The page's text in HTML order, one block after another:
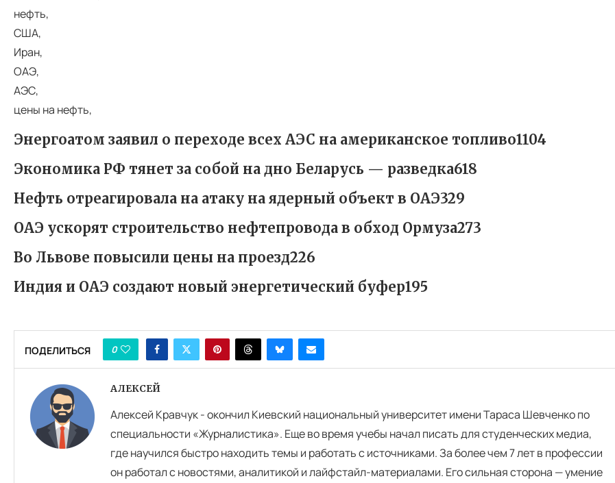
нефть,
США,
Иран,
ОАЭ,
АЭС,
цены на нефть,
Энергоатом заявил о переходе всех АЭС на американское топливо1104
Экономика РФ тянет за собой на дно Беларусь — разведка618
Нефть отреагировала на атаку на ядерный объект в ОАЭ329
ОАЭ ускорят строительство нефтепровода в обход Ормуза273
Во Львове повысили цены на проезд226
Индия и ОАЭ создают новый энергетический буфер195
ПОДЕЛИТЬСЯ 0
АЛЕКСЕЙ
Алексей Кравчук - окончил Киевский национальный университет имени Тараса Шевченко по
специальности «Журналистика». Еще во время учебы начал писать для студенческих медиа,
где научился быстро находить темы и работать с источниками. За более чем 7 лет в профессии
он работал с новостями, аналитикой и лайфстайл-материалами. Его сильная сторона — умение